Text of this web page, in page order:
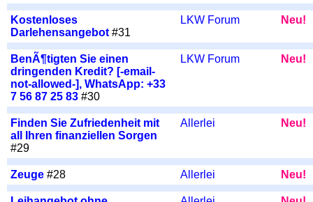
Kostenloses
Darlehensangebot #31
LKW Forum Neu!
BenÃ¶tigten Sie einen
dringenden Kredit? [-email-
not-allowed-], WhatsApp: +33
7 56 87 25 83 #30
LKW Forum Neu!
Finden Sie Zufriedenheit mit
all Ihren finanziellen Sorgen
#29
Allerlei Neu!
Zeuge #28 Allerlei Neu!